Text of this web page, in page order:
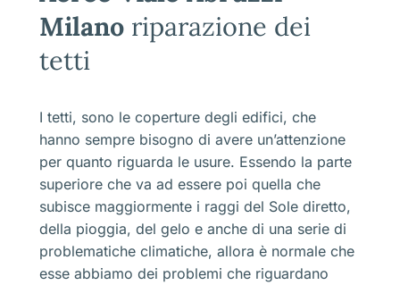
Milano riparazione dei
tetti
I tetti, sono le coperture degli edifici, che
hanno sempre bisogno di avere un’attenzione
per quanto riguarda le usure. Essendo la parte
superiore che va ad essere poi quella che
subisce maggiormente i raggi del Sole diretto,
della pioggia, del gelo e anche di una serie di
problematiche climatiche, allora è normale che
esse abbiamo dei problemi che riguardano